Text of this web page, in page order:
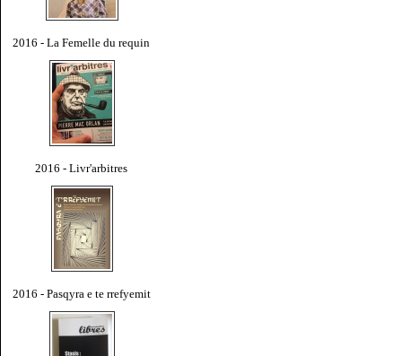
2016 - La Femelle du requin
2016 - Livr'arbitres
2016 - Pasqyra e te rrefyemit